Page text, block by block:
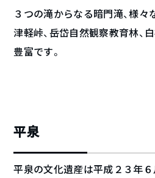
３つの滝からなる暗門滝、様々
津軽峠、岳岱自然観察教育林、
豊富です。
平泉
平泉の文化遺産は平成２３年６